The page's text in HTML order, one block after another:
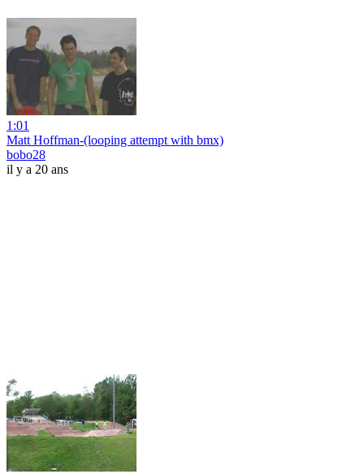
1:01
Matt Hoffman-(looping attempt with bmx)
bobo28
il y a 20 ans